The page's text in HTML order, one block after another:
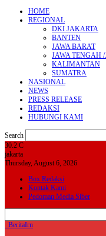
HOME
REGIONAL
DKI JAKARTA
BANTEN
JAWA BARAT
JAWA TENGAH
KALIMANTAN
SUMATRA
NASIONAL
NEWS
PRESS RELEASE
REDAKSI
HUBUNGI KAMI
Search
30.2 C
jakarta
Thursday, August 6, 2026
Box Redaksi
Kontak Kami
Pedoman Media Siber
BeritaIrn